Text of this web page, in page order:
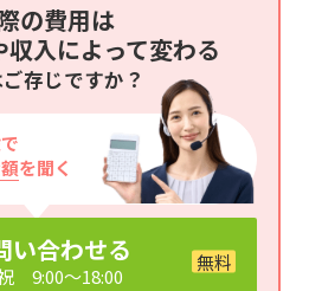
の費用は
入によって変わる
存じですか？
を聞く
い合わせる
9:00～18:00